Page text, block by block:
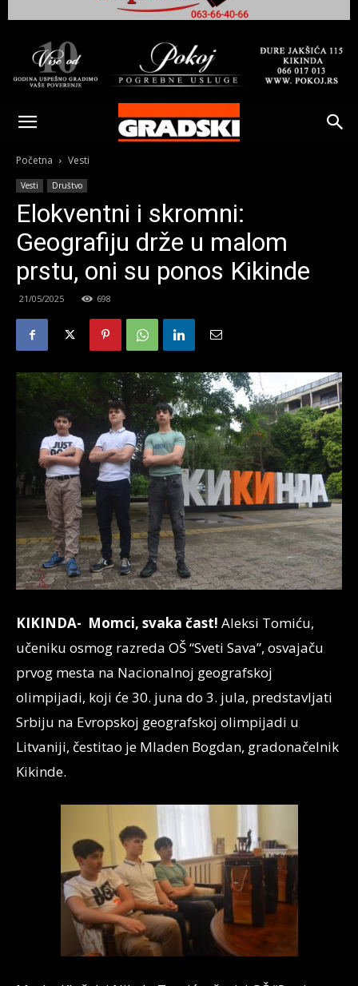
Gradski
Online
Kikinda
Početna Vesti
Vesti Društvo
Elokventni i skromni:
Geografiju drže u malom
prstu, oni su ponos Kikinde
21/05/2025 698
KIKINDA- Momci, svaka čast! Aleksi Tomiću,
učeniku osmog razreda OŠ “Sveti Sava”, osvajaču
prvog mesta na Nacionalnoj geografskoj
olimpijadi, koji će 30. juna do 3. jula, predstavljati
Srbiju na Evropskoj geografskoj olimpijadi u
Litvaniji, čestitao je Mladen Bogdan, gradonačelnik
Kikinde.